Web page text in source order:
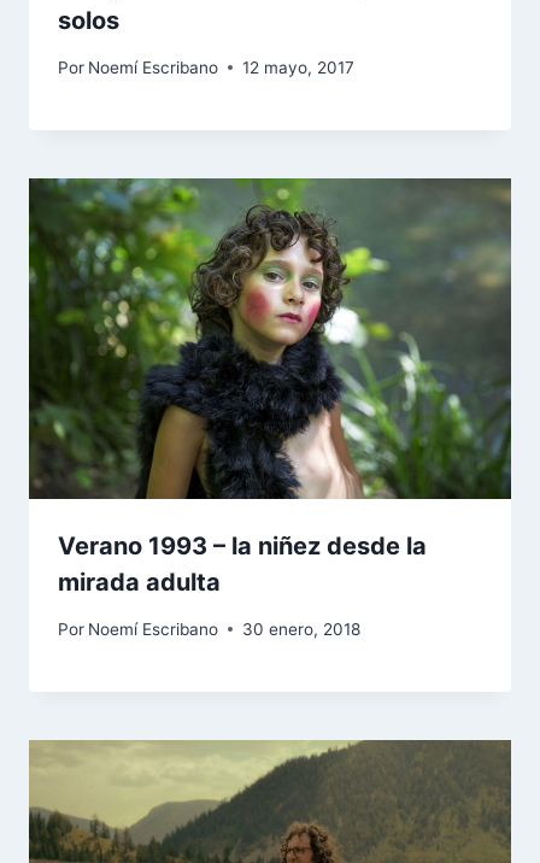
solos
Por Noemí Escribano 12 mayo, 2017
Verano 1993 – la niñez desde la
mirada adulta
Por Noemí Escribano 30 enero, 2018